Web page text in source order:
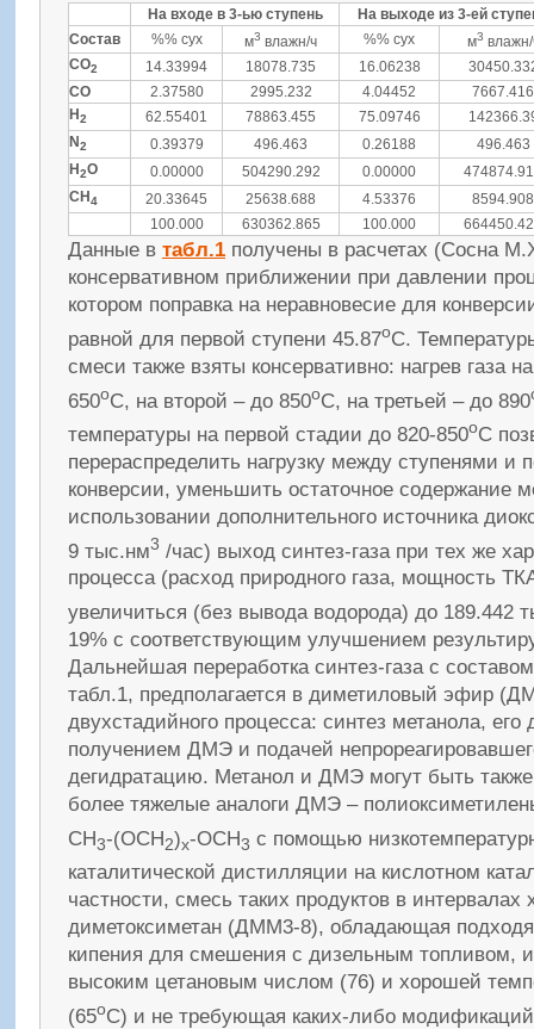
На входе в 3-ью ступень
На выходе из 3-ей
Состав
%% сух м3 влажн/ч %% сух м3 влажн/
CO2 14.33994 18078.735 16.06238
CO
2.37580 2995.232 4.04452
7667.416
Н 2 62.55401 78863.455 75.09746
N2 0.39379 496.463 0.26188
496.463
H 2O 0.00000 504290.292 0.00000
CH 4 20.33645 25638.688 4.53376
8594.908
100.000
630362.865 100.000
Данные в табл.1 получены в расчетах (Сосна
консервативном приближении при давлении
котором поправка на неравновесие для
равной для первой ступени 45.87oС.
смеси также взяты консервативно: нагрев газа
650oС, на второй – до 850oС, на третьей – до 890
температуры на первой стадии до 820-850oС
перераспределить нагрузку между ступенями и
конверсии, уменьшить остаточное содержание
использовании дополнительного источника
9 тыс.нм3 /час) выход синтез-газа при тех же
процесса (расход природного газа, мощность
увеличиться (без вывода водорода) до 189.442
19% с соответствующим улучшением
Дальнейшая переработка синтез-газа с
табл.1, предполагается в диметиловый эфир
двухстадийного процесса: синтез метанола, его
получением ДМЭ и подачей
дегидратацию. Метанол и ДМЭ могут быть
более тяжелые аналоги ДМЭ –
СН3-(ОСН2)х-ОСН3 с помощью
каталитической дистилляции на кислотном
частности, смесь таких продуктов в
диметоксиметан (ДММ3-8), обладающая
кипения для смешения с дизельным топливом,
высоким цетановым числом (76) и хорошей
(65oС) и не требующая каких-либо